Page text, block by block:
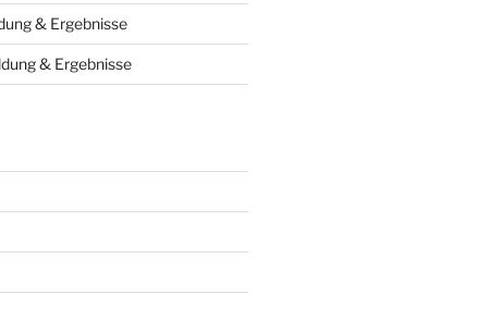
& Ergebnisse
& Ergebnisse